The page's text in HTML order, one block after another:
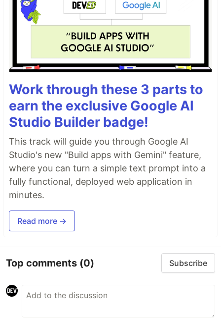
Work through these 3 parts to
earn the exclusive Google AI
Studio Builder badge!
This track will guide you through Google AI
Studio's new "Build apps with Gemini" feature,
where you can turn a simple text prompt into a
fully functional, deployed web application in
minutes.
Read more →
Top comments (0) Subscribe